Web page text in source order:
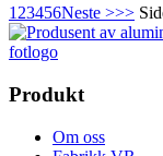
1 23456Neste >>>
Produkt
Om oss